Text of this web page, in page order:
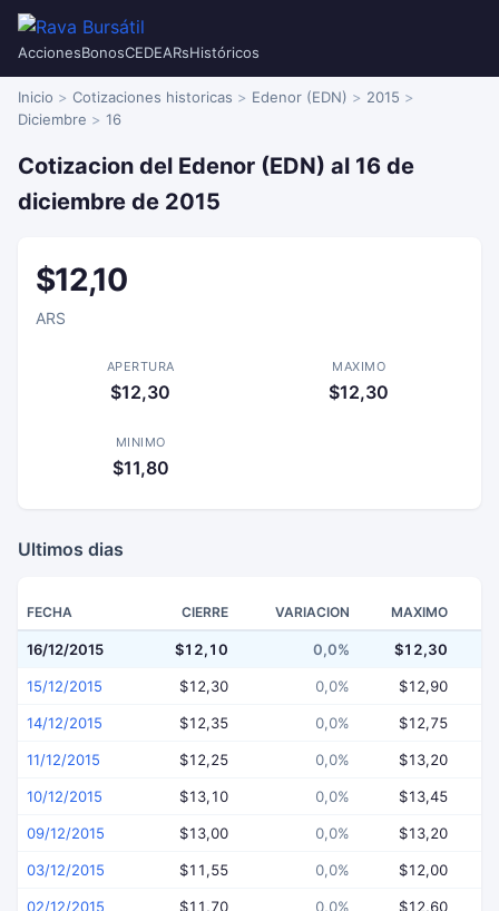
AccionesBonosCEDEARsHistóricos
Inicio Cotizaciones historicas Edenor (EDN)
2015
Diciembre
16
Cotizacion del Edenor (EDN) al 16 de
diciembre de 2015
$12,10
ARS
APERTURA
$12,30
MAXIMO
$12,30
MINIMO
$11,80
Ultimos dias
FECHA CIERRE VARIACION MAXIMO
16/12/2015 $12,10 0,0% $12,30
15/12/2015 $12,30 0,0% $12,90
14/12/2015 $12,35 0,0% $12,75
11/12/2015 $12,25 0,0% $13,20
10/12/2015 $13,10 0,0% $13,45
09/12/2015 $13,00 0,0% $13,20
03/12/2015 $11,55 0,0% $12,00
02/12/2015 $11,70 0,0% $12,60